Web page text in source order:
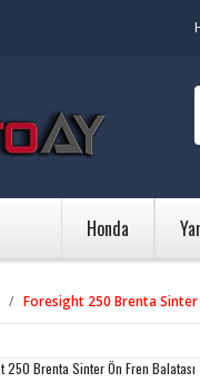
Honda
Foresight 250 Brenta Sinter